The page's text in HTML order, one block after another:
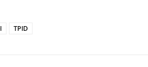
TPID